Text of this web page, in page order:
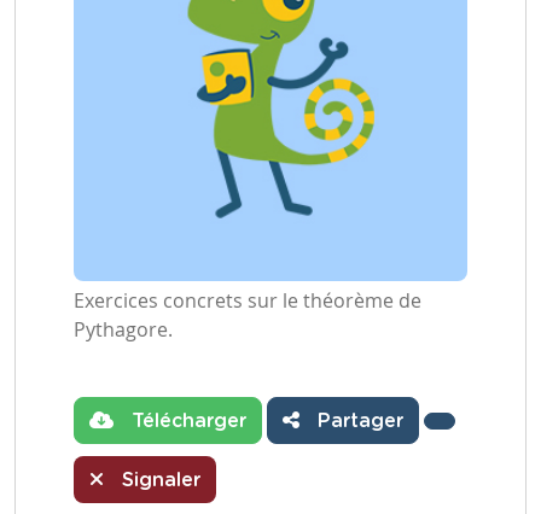
Exercices concrets sur le théorème de
Pythagore.
Télécharger Partager
Signaler